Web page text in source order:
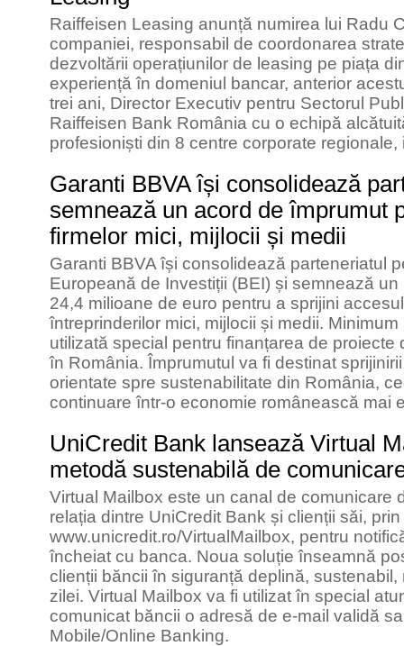
Raiffeisen Leasing anunță numirea lui Radu
companiei, responsabil de coordonarea
dezvoltării operațiunilor de leasing pe piața
experiență în domeniul bancar, anterior
trei ani, Director Executiv pentru Sectorul
Raiffeisen Bank România cu o echipă
profesioniști din 8 centre corporate
Garanti BBVA își consolidează
semnează un acord de împrumut
firmelor mici, mijlocii și medii
Garanti BBVA își consolidează parteneriatul
Europeană de Investiții (BEI) și semnează
24,4 milioane de euro pentru a sprijini
întreprinderilor mici, mijlocii și medii.
utilizată special pentru finanțarea de proiecte
în România. Împrumutul va fi destinat
orientate spre sustenabilitate din România,
continuare într-o economie românească mai
UniCredit Bank lansează Virtual
metodă sustenabilă de
Virtual Mailbox este un canal de comunicare
relația dintre UniCredit Bank și clienții săi,
www.unicredit.ro/VirtualMailbox, pentru
încheiat cu banca. Noua soluție înseamnă
clienții băncii în siguranță deplină,
zilei. Virtual Mailbox va fi utilizat în special
comunicat băncii o adresă de e-mail validă
Mobile/Online Banking.